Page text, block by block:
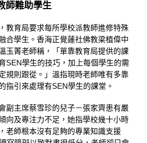
師難助學生
教育局要求每所學校派教師進修特殊
合學生。香海正覺蓮社佛教梁植偉中
玉菁老師稱，「單靠教育局提供的課
SEN學生的技巧，加上每個學生的需
規則跟從。」溫指現時老師唯有多靠
指引來處理有SEN學生的課堂。
副主席蔡雪珍的兒子－張家齊患有嚴
向及專注力不足，她指學校幾十小時
老師根本沒有足夠的專業知識支援